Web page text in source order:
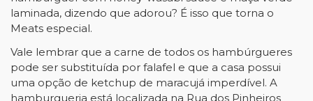
laminada, dizendo que adorou? É isso que torna o
Meats especial.
Vale lembrar que a carne de todos os hambúrgueres
pode ser substituída por falafel e que a casa possui
uma opção de ketchup de maracujá imperdível. A
hamburgueria está localizada na Rua dos Pinheiros